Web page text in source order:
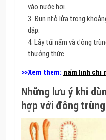
vào nước hơi.
Đun nhỏ lửa trong
dập.
Lấy túi nấm và đông
thưởng thức.
>>Xem thêm: nấm linh chi
Những lưu ý khi
hợp với đông